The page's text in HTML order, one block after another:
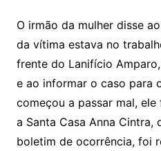
O irmão da mulher disse
da vítima estava no
frente do Lanifício
e ao informar o caso para
começou a passar mal,
a Santa Casa Anna Cintra,
boletim de ocorrência, foi